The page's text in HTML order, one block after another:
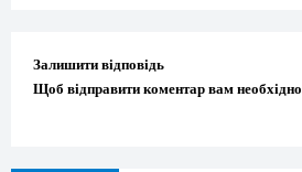
Залишити відповідь
Щоб відправити коментар вам необхідно